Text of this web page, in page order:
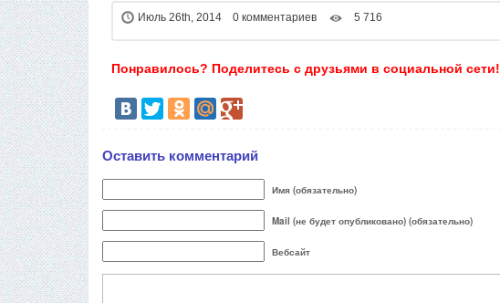
Июль 26th, 2014 0 комментариев 5 716
Понравилось? Поделитесь с друзьями в социальной сети!
Оставить комментарий
Имя (обязательно)
Mail (не будет опубликовано) (обязательно)
Вебсайт